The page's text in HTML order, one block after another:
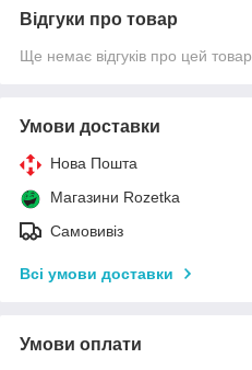
Відгуки про товар
Ще немає відгуків про цей товар
Умови доставки
Нова Пошта
Магазини Rozetka
Самовивіз
Всі умови доставки
Умови оплати